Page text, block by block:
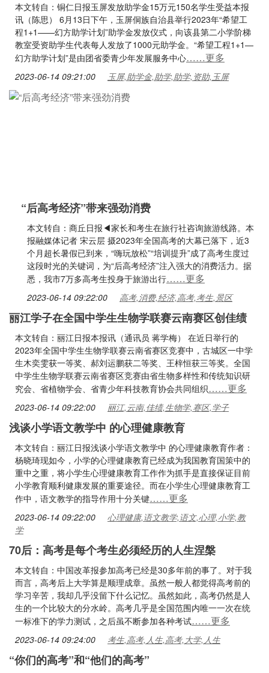
本文转自：铜仁日报玉屏发放助学金15万元150名学生受益本报
讯（陈思） 6月13日下午，玉屏侗族自治县举行2023年“希望工
程1+1——幻方助学计划”助学金发放仪式，向该县第二小学阶梯
教室受资助学生代表每人发放了1000元助学金。“希望工程1+1—
幻方助学计划”是由团省委青少年发展服务中心……更多
2023-06-14 09:21:00 玉屏,助学金,助学,助学,资助,玉屏
“后高考经济”带来强劲消费
本文转自：商丘日报◀家长和考生在旅行社咨询旅游线路。本
报融媒体记者 宋云层 摄2023年全国高考的大幕已落下，近3
个月超长暑假已到来，“嗨玩放松”“培训提升”成了高考生度过
这段时光的关键词，为“后高考经济”注入强大的消费活力。据
悉，我市7万多高考生投身于旅游出行……更多
2023-06-14 09:22:00 高考,消费,经济,高考,考生,景区
丽江学子在全国中学生生物学联赛云南赛区创佳绩
本文转自：丽江日报本报讯（通讯员 蒋学梅） 在近日举行的
2023年全国中学生生物学联赛云南省赛区竞赛中，古城区一中学
生木奕雯获一等奖、郝刘运鹏获二等奖、王梓恒获三等奖。全国
中学生生物学联赛云南省赛区竞赛由省生物多样性和传统知识研
究会、省植物学会、省青少年科技教育协会共同组织……更多
2023-06-14 09:22:00 丽江,云南,佳绩,生物学,赛区,学子
浅谈小学语文教学中 的心理健康教育
本文转自：丽江日报浅谈小学语文教学中 的心理健康教育作者：
杨晓琦现如今，小学的心理健康教育已经成为我国教育国策中的
重中之重，将小学生心理健康教育工作作为抓手是直接保证目前
小学教育顺利健康发展的重要途径。而在小学生心理健康教育工
作中，语文教学的指导作用十分关键……更多
2023-06-14 09:22:00
心理健康,语文教学,语文,心理,小学,教
学
70后：高考是每个考生必须经历的人生涅槃
本文转自：中国改革报参加高考已经是30多年前的事了。对于我
而言，高考后上大学算是顺理成章。虽然一般人都觉得高考前的
学习辛苦，我却几乎没留下什么记忆。虽然如此，高考仍然是人
生的一个比较大的分水岭。高考几乎是全国范围内唯一一次在统
一标准下的学力测试，之后虽不断参加各种考试……更多
2023-06-14 09:24:00 考生,高考,人生,高考,大学,人生
“你们的高考”和“他们的高考”